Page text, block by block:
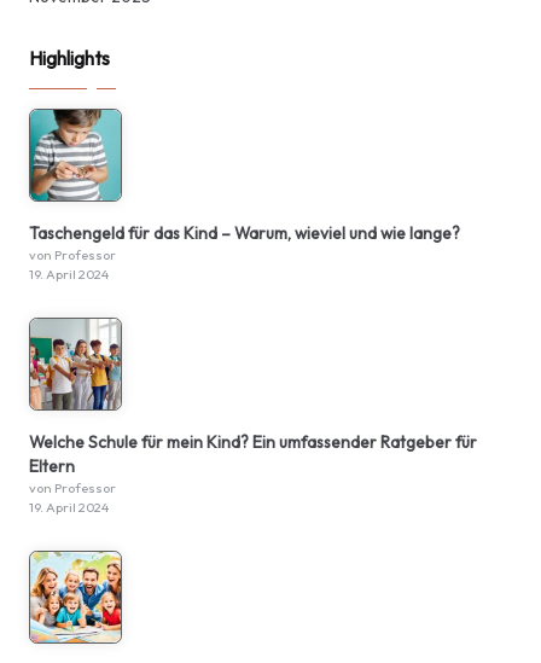
Highlights
Taschengeld für das Kind – Warum, wieviel und wie lange?
von Professor
19. April 2024
Welche Schule für mein Kind? Ein umfassender Ratgeber für
Eltern
von Professor
19. April 2024